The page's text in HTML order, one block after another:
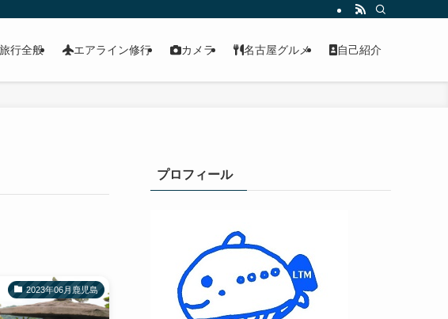
旅行全般 エアライン修行 カメラ 名古屋グルメ 自己紹介
2023年06月鹿児島
プロフィール